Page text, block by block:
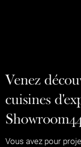
Venez
cuisines
Vous avez pour